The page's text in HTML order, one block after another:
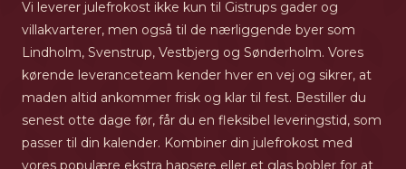
Vi leverer julefrokost ikke kun til Gistrups gader og
villakvarterer, men også til de nærliggende byer som
Lindholm, Svenstrup, Vestbjerg og Sønderholm. Vores
kørende leveranceteam kender hver en vej og sikrer, at
maden altid ankommer frisk og klar til fest. Bestiller du
senest otte dage før, får du en fleksibel leveringstid, som
passer til din kalender. Kombiner din julefrokost med
vores populære ekstra hapsere eller et glas bobler for at